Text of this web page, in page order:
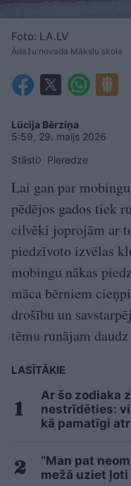
Foto: LA.LV
Ādažu novada Mākslu skola
Lūcija Bērziņa
5:59, 29. maijs 2026
Stāsti
Pieredze
Lai gan par
pēdējos gados tiek
cilvēki joprojām ar
piedzīvoto izvēlas
mobingu nākas
māca bērniem
drošību un
tēmu runājam
LASĪTĀKIE
Ar šo zodiaka
nestrīdēties:
kā pamatīgi
“Man pat
mežā uziet